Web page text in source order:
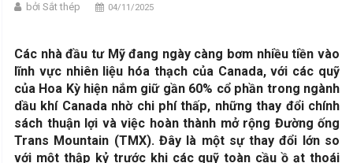
bởi Sắt thép 04/11/2025
Các nhà đầu tư Mỹ đang ngày càng bơm nhiều tiền vào
lĩnh vực nhiên liệu hóa thạch của Canada, với các quỹ
của Hoa Kỳ hiện nắm giữ gần 60% cổ phần trong ngành
dầu khí Canada nhờ chi phí thấp, những thay đổi chính
sách thuận lợi và việc hoàn thành mở rộng Đường ống
Trans Mountain (TMX). Đây là một sự thay đổi lớn so
với một thập kỷ trước khi các quỹ toàn cầu ồ ạt thoái